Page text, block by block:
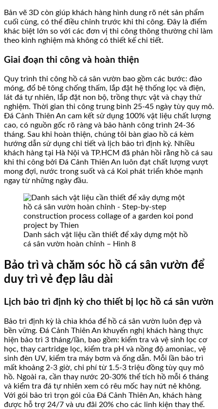
Bản vẽ 3D còn giúp khách hàng hình dung rõ nét sản phẩm
cuối cùng, có thể điều chỉnh trước khi thi công. Đây là điểm
khác biệt lớn so với các đơn vị thi công thông thường chỉ làm
theo kinh nghiệm mà không có thiết kế chi tiết.
Giai đoạn thi công và hoàn thiện
Quy trình thi công hồ cá sân vườn bao gồm các bước: đào
móng, đổ bê tông chống thấm, lắp đặt hệ thống lọc và điện,
lát đá tự nhiên, lắp đặt non bộ, trồng thực vật và chạy thử
nghiệm. Thời gian thi công trung bình 25-45 ngày tùy quy mô.
Đá Cảnh Thiên An cam kết sử dụng 100% vật liệu chất lượng
cao, có nguồn gốc rõ ràng và bảo hành công trình 24-36
tháng. Sau khi hoàn thiện, chúng tôi bàn giao hồ cá kèm
hướng dẫn sử dụng chi tiết và lịch bảo trì định kỳ. Nhiều
khách hàng tại Hà Nội và TP.HCM đã phản hồi rằng hồ cá sau
khi thi công bởi Đá Cảnh Thiên An luôn đạt chất lượng vượt
mong đợi, nước trong suốt và cá Koi phát triển khỏe mạnh
ngay từ những ngày đầu.
Danh sách vật liệu cần thiết để xây dựng một hồ
cá sân vườn hoàn chỉnh – Hình 8
Bảo trì và chăm sóc hồ cá sân vườn để
duy trì vẻ đẹp lâu dài
Lịch bảo trì định kỳ cho thiết bị lọc hồ cá sân vườn
Bảo trì định kỳ là chìa khóa để hồ cá sân vườn luôn đẹp và
bền vững. Đá Cảnh Thiên An khuyến nghị khách hàng thực
hiện bảo trì 3 tháng/lần, bao gồm: kiểm tra và vệ sinh lọc cơ
học, thay cartridge lọc, kiểm tra pH và nồng độ amoniac, vệ
sinh đèn UV, kiểm tra máy bơm và ống dẫn. Mỗi lần bảo trì
mất khoảng 2-3 giờ, chi phí từ 1.5-3 triệu đồng tùy quy mô
hồ. Ngoài ra, cần thay nước 20-30% thể tích hồ mỗi 6 tháng
và kiểm tra đá tự nhiên xem có rêu mốc hay nứt nẻ không.
Với gói bảo trì trọn gói của Đá Cảnh Thiên An, khách hàng
được hỗ trợ 24/7 và ưu đãi 20% cho các linh kiện thay thế.